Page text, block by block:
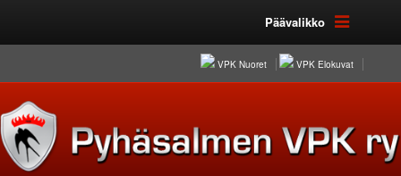
Päävalikko
VPK Nuoret VPK Elokuvat